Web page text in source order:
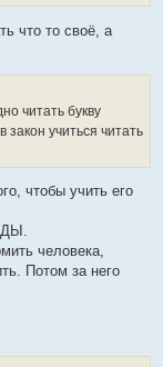
что то своё, а
читать букву
закон учиться читать
чтобы учить его
человека,
Потом за него